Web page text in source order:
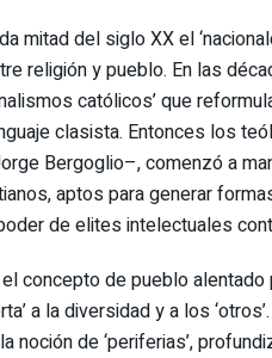
mitad del siglo XX el
religión y pueblo. En las
católicos’ que
clasista. Entonces los
Bergoglio–, comenzó a
aptos para generar
de elites intelectuales
concepto de pueblo
a la diversidad y a los
noción de ‘periferias’,